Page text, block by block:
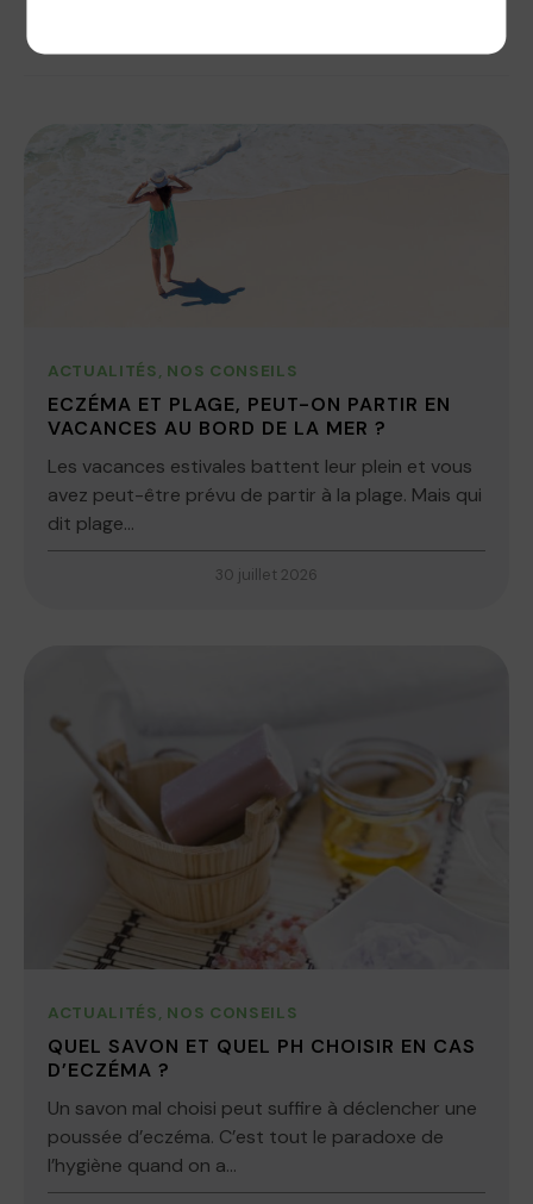
ACTUALITÉS, NOS CONSEILS
ECZÉMA ET PLAGE, PEUT-ON PARTIR EN
VACANCES AU BORD DE LA MER ?
Les vacances estivales battent leur plein et vous
avez peut-être prévu de partir à la plage. Mais qui
dit plage...
30 juillet 2026
ACTUALITÉS, NOS CONSEILS
QUEL SAVON ET QUEL PH CHOISIR EN CAS
D’ECZÉMA ?
Un savon mal choisi peut suffire à déclencher une
poussée d’eczéma. C’est tout le paradoxe de
l’hygiène quand on a...